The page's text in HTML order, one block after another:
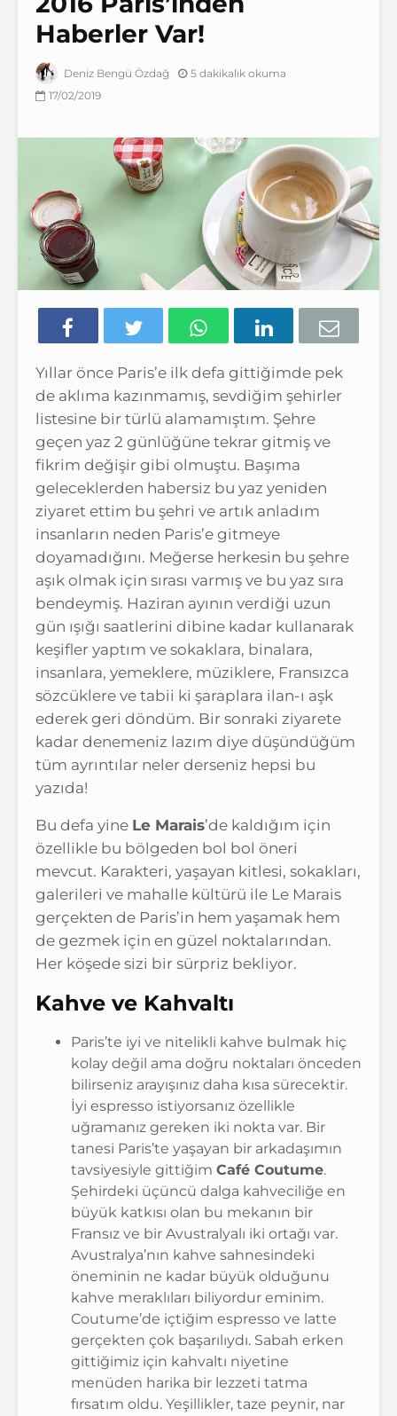
Haberler Var!
Deniz Bengü Özdağ
5 dakikalık okuma
17/02/2019
Yıllar önce Paris’e ilk defa gittiğimde pek
de aklıma kazınmamış, sevdiğim şehirler
listesine bir türlü alamamıştım. Şehre
geçen yaz 2 günlüğüne tekrar gitmiş ve
fikrim değişir gibi olmuştu. Başıma
geleceklerden habersiz bu yaz yeniden
ziyaret ettim bu şehri ve artık anladım
insanların neden Paris’e gitmeye
doyamadığını. Meğerse herkesin bu şehre
aşık olmak için sırası varmış ve bu yaz sıra
bendeymiş. Haziran ayının verdiği uzun
gün ışığı saatlerini dibine kadar kullanarak
keşifler yaptım ve sokaklara, binalara,
insanlara, yemeklere, müziklere, Fransızca
sözcüklere ve tabii ki şaraplara ilan-ı aşk
ederek geri döndüm. Bir sonraki ziyarete
kadar denemeniz lazım diye düşündüğüm
tüm ayrıntılar neler derseniz hepsi bu
yazıda!
Bu defa yine Le Marais’de kaldığım için
özellikle bu bölgeden bol bol öneri
mevcut. Karakteri, yaşayan kitlesi, sokakları,
galerileri ve mahalle kültürü ile Le Marais
gerçekten de Paris’in hem yaşamak hem
de gezmek için en güzel noktalarından.
Her köşede sizi bir sürpriz bekliyor.
Kahve ve Kahvaltı
Paris’te iyi ve nitelikli kahve bulmak hiç
kolay değil ama doğru noktaları önceden
bilirseniz arayışınız daha kısa sürecektir.
İyi espresso istiyorsanız özellikle
uğramanız gereken iki nokta var. Bir
tanesi Paris’te yaşayan bir arkadaşımın
tavsiyesiyle gittiğim Café Coutume.
Şehirdeki üçüncü dalga kahveciliğe en
büyük katkısı olan bu mekanın bir
Fransız ve bir Avustralyalı iki ortağı var.
Avustralya’nın kahve sahnesindeki
öneminin ne kadar büyük olduğunu
kahve meraklıları biliyordur eminim.
Coutume’de içtiğim espresso ve latte
gerçekten çok başarılıydı. Sabah erken
gittiğimiz için kahvaltı niyetine
menüden harika bir lezzeti tatma
fırsatım oldu. Yeşillikler, taze peynir, nar